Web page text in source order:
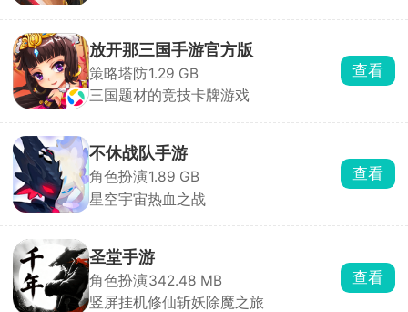
放开那三国手游官方版
策略塔防1.29 GB
三国题材的竞技卡牌游戏
查看
不休战队手游
角色扮演1.89 GB
星空宇宙热血之战
查看
圣堂手游
角色扮演342.48 MB
竖屏挂机修仙斩妖除魔之旅
查看